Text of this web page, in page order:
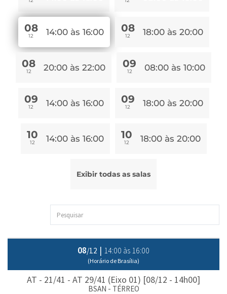
08
12 14:00 às 16:00 08
12 18:00 às 20:00
08
12 20:00 às 22:00 09
12 08:00 às 10:00
09
12 14:00 às 16:00 09
12 18:00 às 20:00
10
12 14:00 às 16:00 10
12 18:00 às 20:00
Exibir todas as salas
08/12 | 14:00 às 16:00
(Horário de Brasília)
AT - 21/41 - AT 29/41 (Eixo 01) [08/12 - 14h00]
BSAN - TÉRREO